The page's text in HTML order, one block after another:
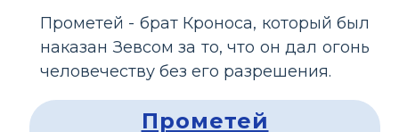
Прометей - брат Кроноса, который был
наказан Зевсом за то, что он дал огонь
человечеству без его разрешения.
Прометей